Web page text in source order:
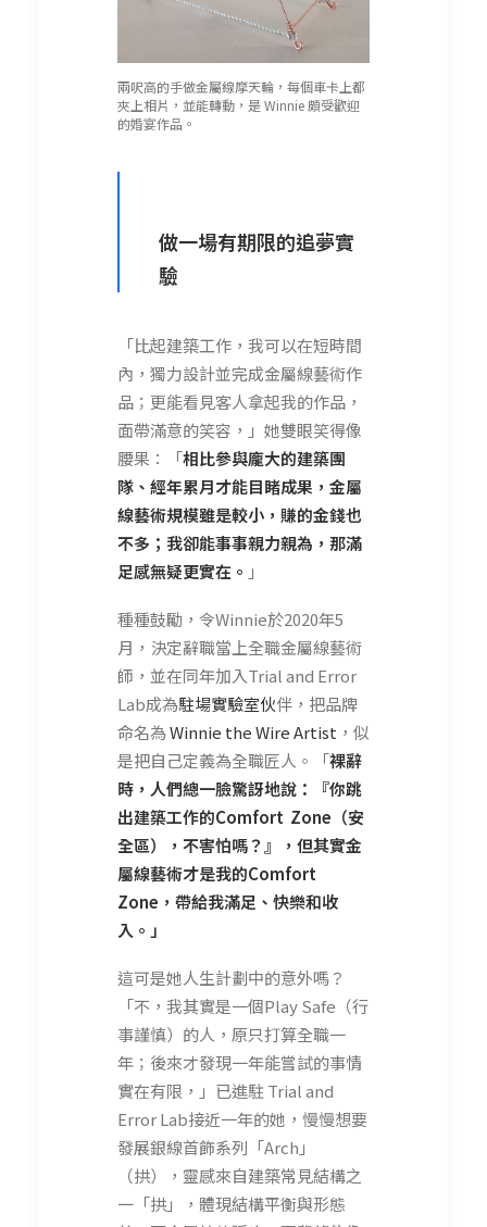
兩呎高的手做金屬線摩天輪，每個車卡上都
夾上相片，並能轉動，是 Winnie 頗受歡迎
的婚宴作品。
做一場有期限的追夢實
驗
「比起建築工作，我可以在短時間
內，獨力設計並完成金屬線藝術作
品；更能看見客人拿起我的作品，
面帶滿意的笑容，」她雙眼笑得像
腰果：「相比參與龐大的建築團
隊、經年累月才能目睹成果，金屬
線藝術規模雖是較小，賺的金錢也
不多；我卻能事事親力親為，那滿
足感無疑更實在。 」
種種鼓勵，令Winnie於2020年5
月，決定辭職當上全職金屬線藝術
師，並在同年加入Trial and Error
Lab成為駐場實驗室伙伴，把品牌
命名為Winnie the Wire Artist ，似
是把自己定義為全職匠人。「裸辭
時，人們總一臉驚訝地說：『你跳
出建築工作的Comfort Zone （安
全區），不害怕嗎？』，但其實金
屬線藝術才是我的Comfort
Zone ，帶給我滿足、快樂和收
入。」
這可是她人生計劃中的意外嗎？
「不，我其實是一個Play Safe（行
事謹慎）的人，原只打算全職一
年；後來才發現一年能嘗試的事情
實在有限，」已進駐 Trial and
Error Lab接近一年的她，慢慢想要
發展銀線首飾系列「Arch」
（拱），靈感來自建築常見結構之
一「拱」，體現結構平衡與形態